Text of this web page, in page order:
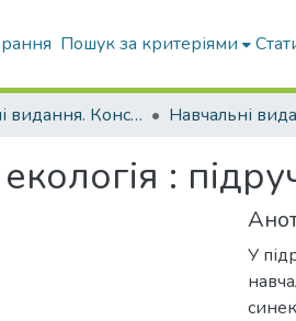
Пошук за критеріями
Навчальні видання. Конспекти лекцій Навчальні
:
У